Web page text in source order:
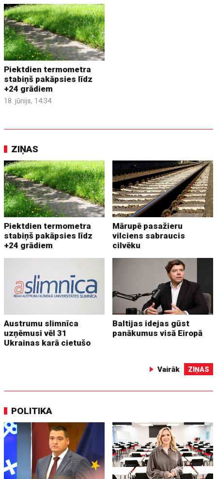
Piektdien termometra
stabiņš pakāpsies līdz
+24 grādiem
18. jūnijs, 14:34
ZIŅAS
Piektdien termometra
stabiņš pakāpsies līdz
+24 grādiem
Mārupē pasažieru
vilciens sabraucis
cilvēku
Austrumu slimnīca
uzņēmusi vēl 31
Ukrainas karā cietušo
Baltijas idejas gūst
panākumus visā Eiropā
Vairāk ZIŅAS
POLITIKA